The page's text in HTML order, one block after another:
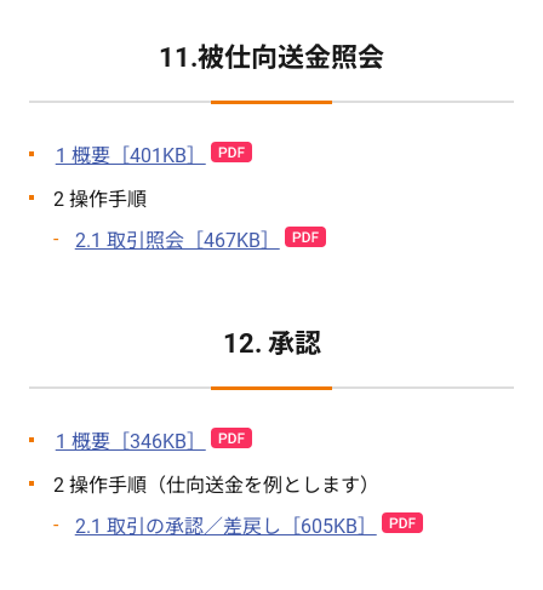
11.被仕向送金照会
1 概要［401KB］
2 操作手順
2.1 取引照会［467KB］
12. 承認
1 概要［346KB］
2 操作手順（仕向送金を例とします）
2.1 取引の承認／差戻し［605KB］